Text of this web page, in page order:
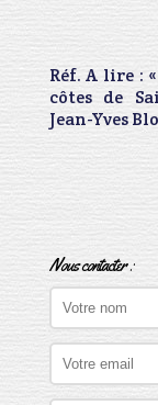
Réf. A lire :
côtes de
Jean-Yves
Nous contacter :